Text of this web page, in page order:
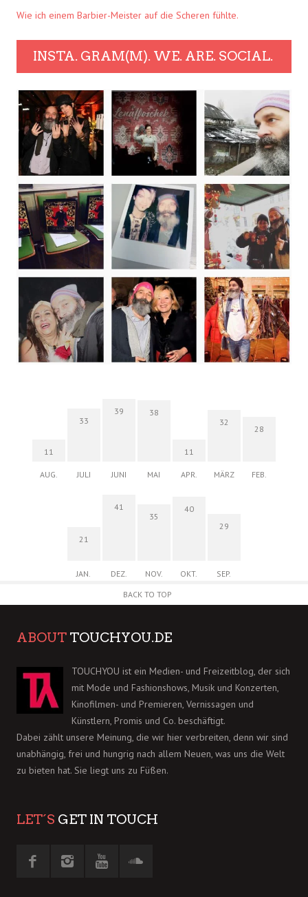
Wie ich einem Barbier-Meister auf die Scheren fühlte.
INSTA. GRAM(M). WE. ARE. SOCIAL.
11
AUG.
33
JULI
39
JUNI
38
MAI
11
APR.
32
MÄRZ
28
FEB.
21
JAN.
41
DEZ.
35
NOV.
40
OKT.
29
SEP.
BACK TO TOP
ABOUT TOUCHYOU.DE
TOUCHYOU ist ein Medien- und Freizeitblog, der sich
mit Mode und Fashionshows, Musik und Konzerten,
Kinofilmen- und Premieren, Vernissagen und
Künstlern, Promis und Co. beschäftigt.
Dabei zählt unsere Meinung, die wir hier verbreiten, denn wir sind
unabhängig, frei und hungrig nach allem Neuen, was uns die Welt
zu bieten hat. Sie liegt uns zu Füßen.
LET´S GET IN TOUCH